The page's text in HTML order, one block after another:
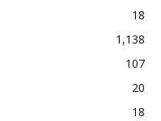
18
1,138
107
20
18